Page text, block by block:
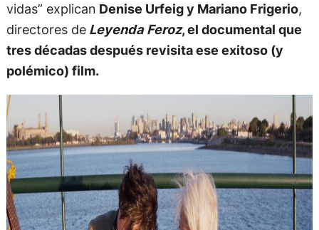
vidas” explican Denise Urfeig y Mariano Frigerio,
directores de Leyenda Feroz, el documental que
tres décadas después revisita ese exitoso (y
polémico) film.